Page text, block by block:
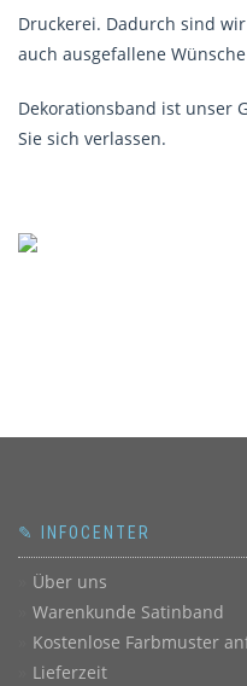
Druckerei. Dadurch sind
auch ausgefallene
Dekorationsband ist unser
Sie sich verlassen.
✎ INFOCENTER
Über uns
Warenkunde Satinband
Kostenlose Farbmuster
Lieferzeit